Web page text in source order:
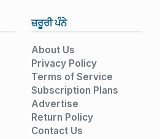
ਜ਼ਰੂਰੀ ਪੰਨੇ
About Us
Privacy Policy
Terms of Service
Subscription Plans
Advertise
Return Policy
Contact Us